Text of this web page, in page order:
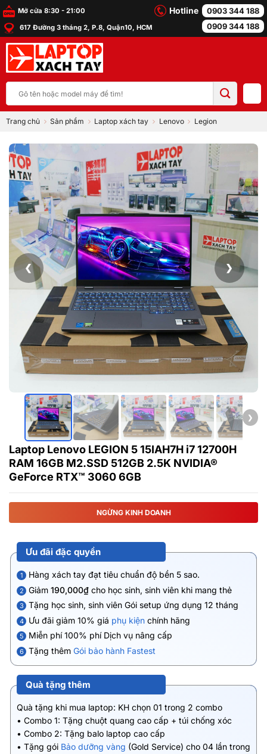
Bỏ
qua
nội
dung
Mở cửa 8:30 - 21:00
617 Đường 3 tháng 2, P.8, Quận10, HCM
Hotline
0903 344 188
0909 344 188
kiếm:
Trang chủ Sản phẩm Laptop xách tay Lenovo Legion
❮ ❯
❯
Laptop Lenovo LEGION 5 15IAH7H i7 12700H
RAM 16GB M2.SSD 512GB 2.5K NVIDIA®
GeForce RTX™ 3060 6GB
NGỪNG KINH DOANH
Ưu đãi đặc quyền
1 Hàng xách tay đạt tiêu chuẩn độ bền 5 sao.
2 Giảm 190,000₫ cho học sinh, sinh viên khi mang thẻ
3 Tặng học sinh, sinh viên Gói setup ứng dụng 12 tháng
4 Ưu đãi giảm 10% giá phụ kiện chính hãng
5 Miễn phí 100% phí Dịch vụ nâng cấp
6 Tặng thêm Gói bảo hành Fastest
Quà tặng thêm
Quà tặng khi mua laptop: KH chọn 01 trong 2 combo
• Combo 1: Tặng chuột quang cao cấp + túi chống xóc
• Combo 2: Tặng balo laptop cao cấp
• Tặng gói Bảo dưỡng vàng (Gold Service) cho 04 lần trong